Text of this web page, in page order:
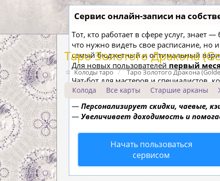
Сервис онлайн-записи на
Тот, кто работает в сфере услуг, знает
что нужно видеть свое расписание,
самый бюджетный и оптимальный
Для новых пользователей первый
Чат-бот для мастеров и специалистов,
—Сам записывает клиентов и
— Персонализирует скидки, чаевые,
— Увеличивает доходимость и
Начать пользоваться
сервисом
Таро Золотого Дракона
Колоды таро Таро Золотого Дракона
Колода Все карты Старшие арканы